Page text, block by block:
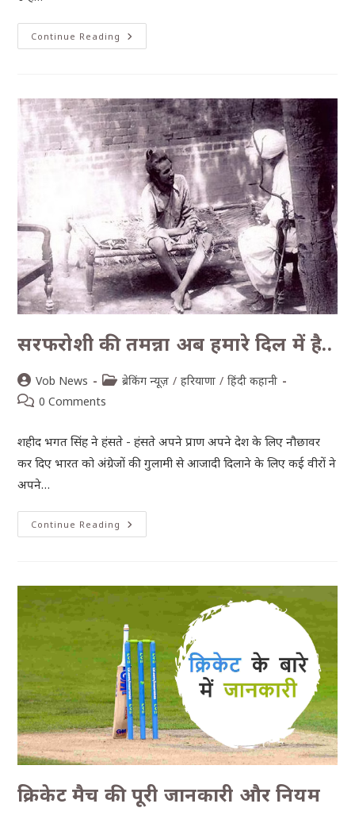
Continue Reading
सरफरोशी की तमन्ना अब हमारे दिल में है..
Vob News ब्रेकिंग न्यूज़ / हरियाणा / हिंदी कहानी
0 Comments
शहीद भगत सिंह ने हंसते - हंसते अपने प्राण अपने देश के लिए नौछावर
कर दिए भारत को अंग्रेजों की गुलामी से आजादी दिलाने के लिए कई वीरों ने
अपने…
Continue Reading
क्रिकेट मैच की पूरी जानकारी और नियम